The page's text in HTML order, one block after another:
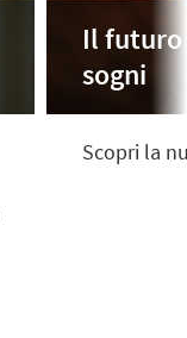
Il
sogni
Scopri la